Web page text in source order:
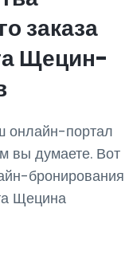
заказа
Щецин-
онлайн-портал
вы думаете. Вот
бронирования
Щецина